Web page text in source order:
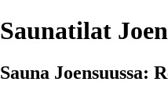
Saunatilat
Sauna Joensuussa: